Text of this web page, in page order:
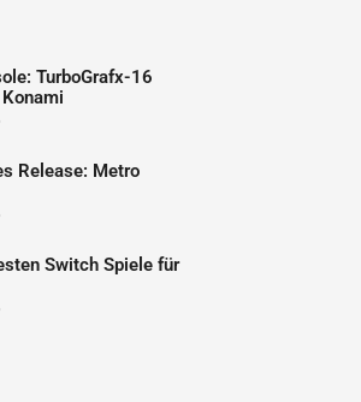
TurboGrafx-16
Release: Metro
Switch Spiele für